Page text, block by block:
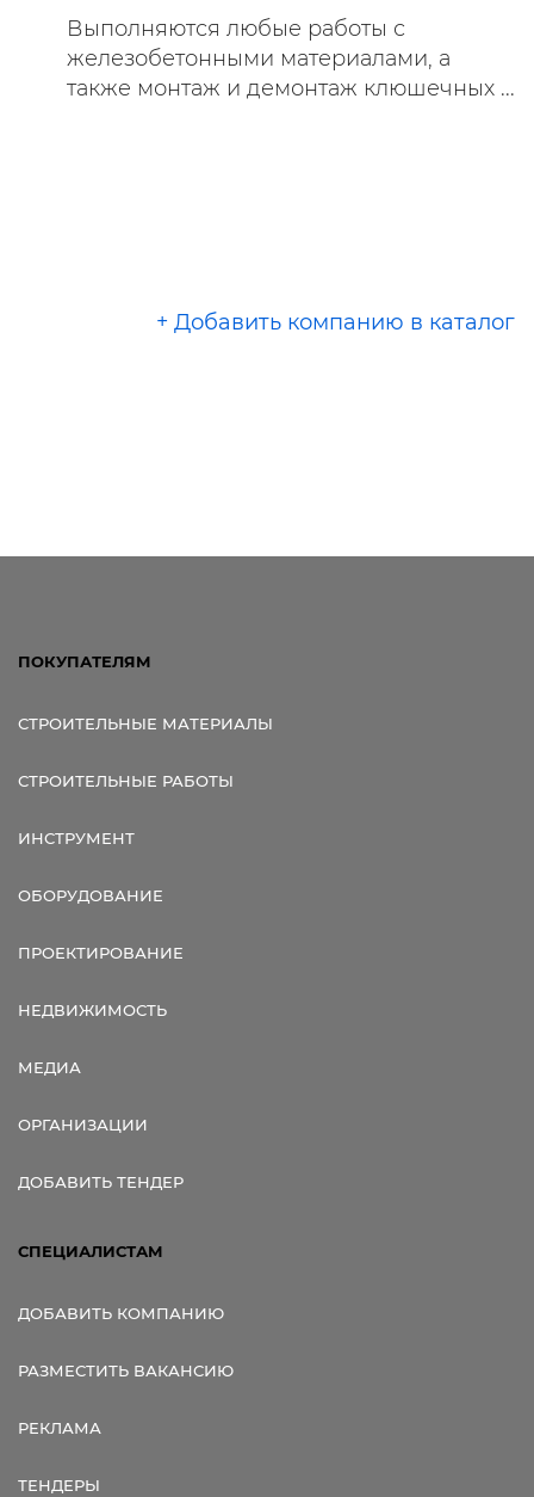
Выполняются любые работы с
железобетонными материалами, а
также монтаж и демонтаж клюшечных ...
+ Добавить компанию в каталог
ПОКУПАТЕЛЯМ
СТРОИТЕЛЬНЫЕ МАТЕРИАЛЫ
СТРОИТЕЛЬНЫЕ РАБОТЫ
ИНСТРУМЕНТ
ОБОРУДОВАНИЕ
ПРОЕКТИРОВАНИЕ
НЕДВИЖИМОСТЬ
МЕДИА
ОРГАНИЗАЦИИ
ДОБАВИТЬ ТЕНДЕР
СПЕЦИАЛИСТАМ
ДОБАВИТЬ КОМПАНИЮ
РАЗМЕСТИТЬ ВАКАНСИЮ
РЕКЛАМА
ТЕНДЕРЫ